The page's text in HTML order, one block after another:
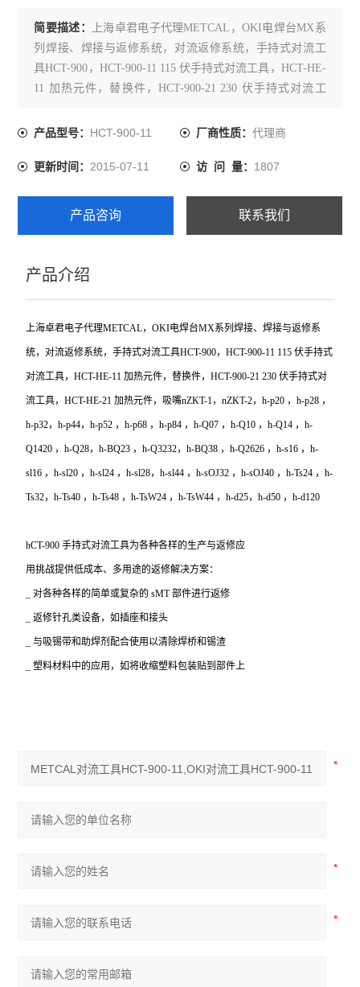
简要描述：
上海卓君电子代理METCAL，OKI电焊台MX系
列焊接、焊接与返修系统，对流返修系统，手持式对流工
具HCT-900，HCT-900-11 115 伏手持式对流工具，HCT-HE-
11 加热元件，替换件，HCT-900-21 230 伏手持式对流工
，h-p28 ， h-p32，h-p44，h-p52 ，h-p68 ，h-p
产品型号： HCT-900-11 厂商性质： 代理商
更新时间：2015-07-11 访 问 量： 1807
产品咨询 联系我们
产品介绍
上海卓君电子代理METCAL，OKI电焊台MX系列焊接、焊接与返修系
统，对流返修系统，手持式对流工具HCT-900，HCT-900-11 115 伏手持式
对流工具，HCT-HE-11 加热元件，替换件，HCT-900-21 230 伏手持式对
流工具，HCT-HE-21 加热元件，吸嘴nZKT-1，nZKT-2，h-p20 ，h-p28 ，
h-p32，h-p44，h-p52 ，h-p68 ，h-p84 ，h-Q07 ，h-Q10 ，h-Q14 ，h-
Q1420 ，h-Q28，h-BQ23 ，h-Q3232，h-BQ38 ，h-Q2626 ，h-s16 ，h-
sl16 ，h-sl20 ，h-sl24 ，h-sl28，h-sl44 ，h-sOJ32 ，h-sOJ40 ，h-Ts24 ，h-
Ts32，h-Ts40 ，h-Ts48 ，h-TsW24 ，h-TsW44 ，h-d25，h-d50 ，h-d120
hCT-900手持式对流工具为各种各样的生产与返修应
用挑战提供低成本、多用途的返修解决方案：
_对各种各样的简单或复杂的 sMT 部件进行返修
_返修针孔类设备，如插座和接头
_与吸锡带和助焊剂配合使用以清除焊桥和锡渣
_塑料材料中的应用，如将收缩塑料包装贴到部件上